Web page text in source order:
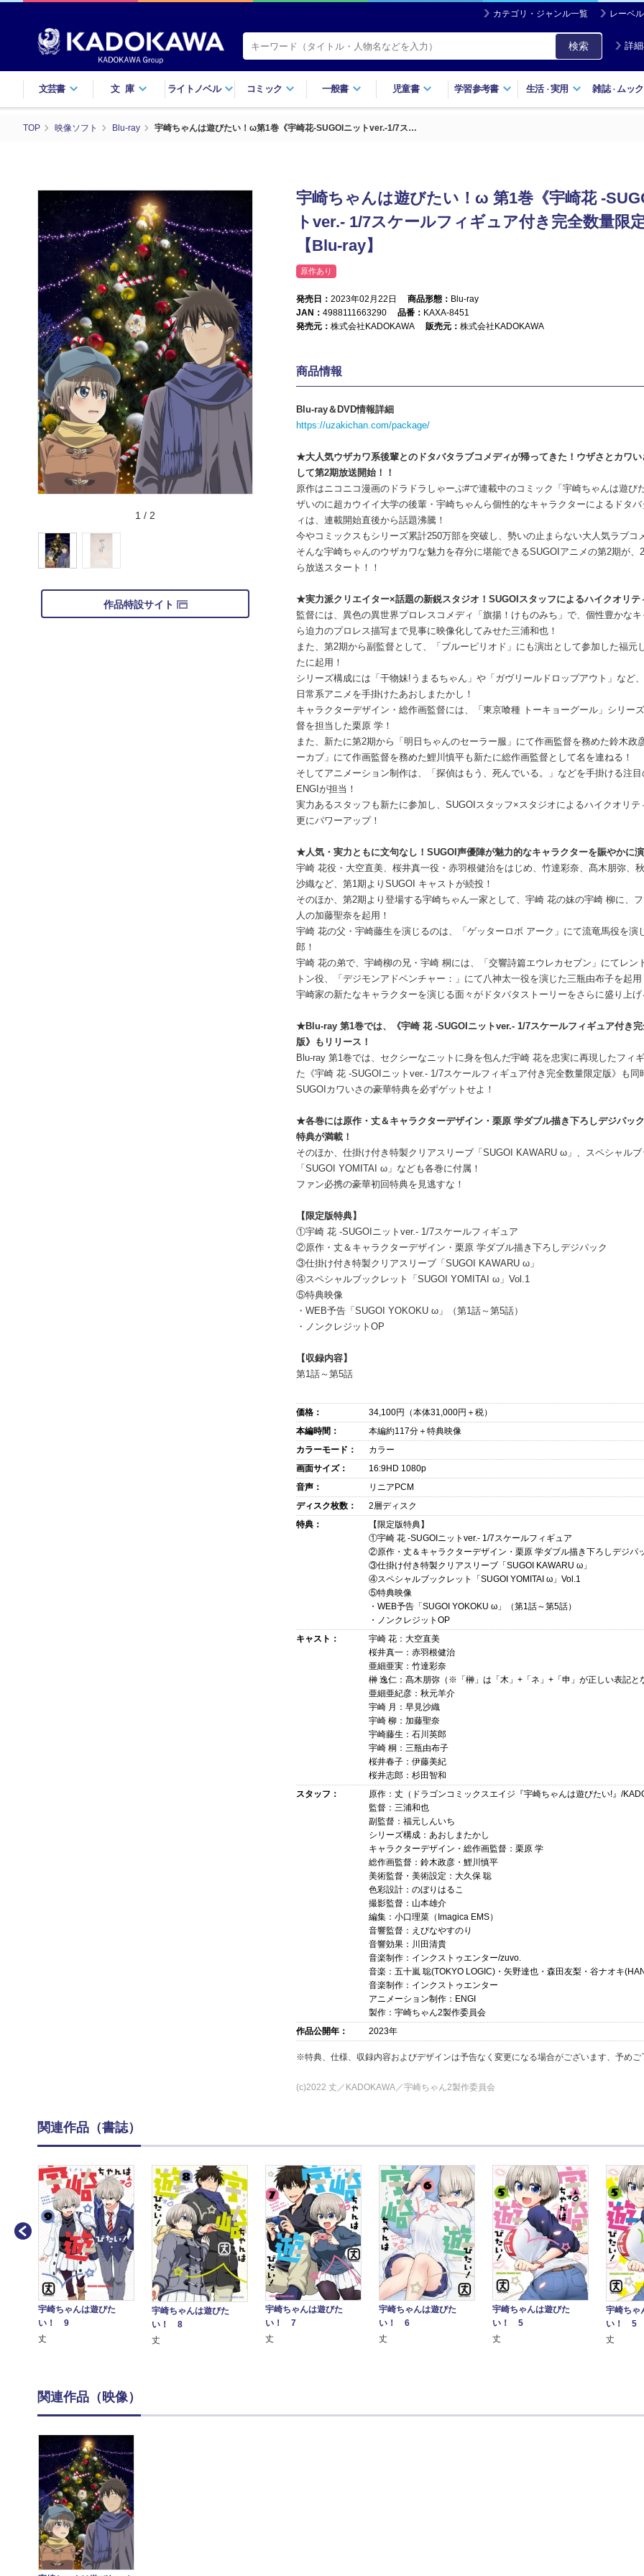
カテゴリ・ジャンル一覧 レーベ
検索 詳
文芸書 文庫 ライトノベル コミック 一般書 児童書 学習参考書 生活・実用 雑誌・ ムック
TOP 映像ソフト Blu-ray 宇崎ちゃんは遊びたい！ω第1巻《宇崎花-SUGOIニットver.-1/7ス…
1 / 2
作品特設サイト
宇崎ちゃんは遊びたい！ω 第1巻《宇崎花 -
トver.- 1/7スケールフィギュア付き完全数量限
【Blu-ray】
原作あり
発売日： 2023年02月22日 商品形態： Blu-ray
JAN： 4988111663290 品番： KAXA-8451
発売元： 株式会社KADOKAWA 販売元： 株式会社KADOKAWA
商品情報
Blu-ray＆DVD情報詳細
https://uzakichan.com/package/
★大人気ウザカワ系後輩とのドタバタラブコメディが帰ってきた！ウザさとカワ
して第2期放送開始！！
原作はニコニコ漫画のドラドラしゃーぷ#で連載中のコミック「宇崎ちゃんは遊び
ザいのに超カウイイ大学の後輩・宇崎ちゃんら個性的なキャラクターによるドタ
ィは、連載開始直後から話題沸騰！
今やコミックスもシリーズ累計250万部を突破し、勢いの止まらない大人気ラブコ
そんな宇崎ちゃんのウザカワな魅力を存分に堪能できるSUGOIアニメの第2期が、
ら放送スタート！！
★実力派クリエイター×話題の新鋭スタジオ！SUGOIスタッフによるハイクオリテ
監督には、異色の異世界プロレスコメディ「旗揚！けものみち」で、個性豊かな
ら迫力のプロレス描写まで見事に映像化してみせた三浦和也！
また、第2期から副監督として、「ブルーピリオド」にも演出として参加した福元
たに起用！
シリーズ構成には「干物妹!うまるちゃん」や「ガヴリールドロップアウト」など
日常系アニメを手掛けたあおしまたかし！
キャラクターデザイン・総作画監督には、「東京喰種 トーキョーグール」シリー
督を担当した栗原 学！
また、新たに第2期から「明日ちゃんのセーラー服」にて作画監督を務めた鈴木政
ーカブ」にて作画監督を務めた鯉川慎平も新たに総作画監督として名を連ねる！
そしてアニメーション制作は、「探偵はもう、死んでいる。」などを手掛ける注
ENGIが担当！
実力あるスタッフも新たに参加し、SUGOIスタッフ×スタジオによるハイクオリテ
更にパワーアップ！
★人気・実力ともに文句なし！SUGOI声優陣が魅力的なキャラクターを賑やかに
宇崎 花役・大空直美、桜井真一役・赤羽根健治をはじめ、竹達彩奈、髙木朋弥、
沙織など、第1期よりSUGOI キャストが続投！
そのほか、第2期より登場する宇崎ちゃん一家として、宇崎 花の妹の宇崎 柳に、
人の加藤聖奈を起用！
宇崎 花の父・宇崎藤生を演じるのは、「ゲッターロボ アーク」にて流竜馬役を演
郎！
宇崎 花の弟で、宇崎柳の兄・宇崎 桐には、「交響詩篇エウレカセブン」にてレン
トン役、「デジモンアドベンチャー：」にて八神太一役を演じた三瓶由布子を起用
宇崎家の新たなキャラクターを演じる面々がドタバタストーリーをさらに盛り上げ
★Blu-ray 第1巻では、《宇崎 花 -SUGOIニットver.- 1/7スケールフィギュア付き
版》もリリース！
Blu-ray 第1巻では、セクシーなニットに身を包んだ宇崎 花を忠実に再現したフィ
た《宇崎 花 -SUGOIニットver.- 1/7スケールフィギュア付き完全数量限定版》も同
SUGOIカワいさの豪華特典を必ずゲットせよ！
★各巻には原作・丈＆キャラクターデザイン・栗原 学ダブル描き下ろしデジパッ
特典が満載！
そのほか、仕掛け付き特製クリアスリーブ「SUGOI KAWARU ω」、スペシャル
「SUGOI YOMITAI ω」なども各巻に付属！
ファン必携の豪華初回特典を見逃すな！
【限定版特典】
①宇崎 花 -SUGOIニットver.- 1/7スケールフィギュア
②原作・丈＆キャラクターデザイン・栗原 学ダブル描き下ろしデジパック
③仕掛け付き特製クリアスリーブ「SUGOI KAWARU ω」
④スペシャルブックレット「SUGOI YOMITAI ω」Vol.1
⑤特典映像
・WEB予告「SUGOI YOKOKU ω」（第1話～第5話）
・ノンクレジットOP
【収録内容】
第1話～第5話
価格： 34,100円（本体31,000円＋税）
本編時間：
本編約117分＋特典映像
カラーモード：
カラー
画面サイズ：
16:9HD 1080p
音声：
リニアPCM
ディスク枚数：
2層ディスク
特典：
【限定版特典】
①宇崎 花 -SUGOIニットver.- 1/7スケールフィギュア
②原作・丈＆キャラクターデザイン・栗原 学ダブル描き下ろしデジパ
③仕掛け付き特製クリアスリーブ「SUGOI KAWARU ω」
④スペシャルブックレット「SUGOI YOMITAI ω」Vol.1
⑤特典映像
・WEB予告「SUGOI YOKOKU ω」（第1話～第5話）
・ノンクレジットOP
キャスト：
宇崎 花：大空直美
桜井真一：赤羽根健治
亜細亜実：竹達彩奈
榊 逸仁：髙木朋弥（※「榊」は「木」+「ネ」+「申」が正しい表記と
亜細亜紀彦：秋元羊介
宇崎 月：早見沙織
宇崎 柳：加藤聖奈
宇崎藤生：石川英郎
宇崎 桐：三瓶由布子
桜井春子：伊藤美紀
桜井志郎：杉田智和
スタッフ：
原作：丈（ドラゴンコミックスエイジ『宇崎ちゃんは遊びたい!』/
監督：三浦和也
副監督：福元しんいち
シリーズ構成：あおしまたかし
キャラクターデザイン・総作画監督：栗原 学
総作画監督：鈴木政彦・鯉川慎平
美術監督・美術設定：大久保 聡
色彩設計：のぼりはるこ
撮影監督：山本雄介
編集：小口理菜（Imagica EMS）
音響監督：えびなやすのり
音響効果：川田清貴
音楽制作：インクストゥエンター/zuvo.
音楽：五十嵐 聡(TOKYO LOGIC)・矢野達也・森田友梨・谷ナオキ
音楽制作：インクストゥエンター
アニメーション制作：ENGI
製作：宇崎ちゃん2製作委員会
作品公開年：
2023年
※特典、仕様、収録内容およびデザインは予告なく変更になる場合がございます、予めご
(c)2022 丈／KADOKAWA／宇崎ちゃん2製作委員会
関連作品（書誌）
宇崎ちゃんは遊びた
い！ 9
丈
宇崎ちゃんは遊びた
い！ 8
丈
宇崎ちゃんは遊びた
い！ 7
丈
宇崎ちゃんは遊びた
い！ 6
丈
宇崎ちゃんは遊びた
い！ 5
丈
宇崎ちゃ
い！ 5
丈
関連作品（映像）